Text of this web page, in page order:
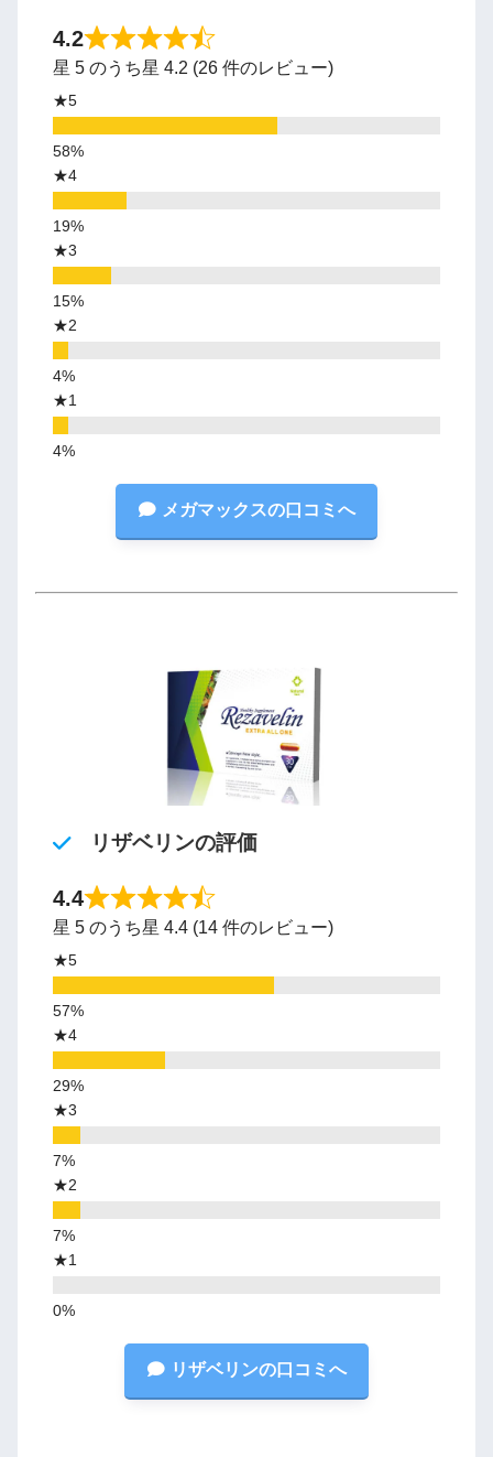
4.2
星 5 のうち星 4.2 (26 件のレビュー)
★5
★4
★3
★2
★1
メガマックスの口コミへ
リザベリンの評価
4.4
星 5 のうち星 4.4 (14 件のレビュー)
★5
★4
★3
★2
★1
リザベリンの口コミへ